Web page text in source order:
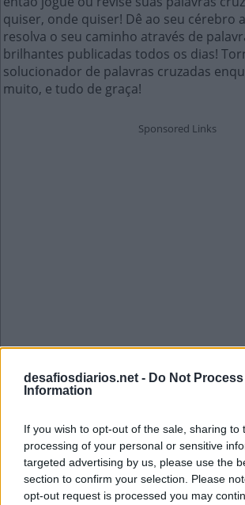
desafiosdiarios.net - Do Not
Information
If you wish to opt-out of the sale, sharing to
processing of your personal or sensitive
targeted advertising by us, please use the
section to confirm your selection. Please
opt-out request is processed you may
quiser, onde quiser! Dê ao seu cérebro
resolva o seu caminho através de
brilhantes publicadas todos os dias!
solucionador de palavras cruzadas
muito, e tudo de graça!